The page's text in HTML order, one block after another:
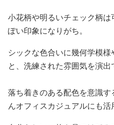
小花柄や明るいチェック柄
ぽい印象になりがち。
シックな色合いに幾何学模
と、洗練された雰囲気を演出
落ち着きのある配色を意識
んオフィスカジュアルにも活